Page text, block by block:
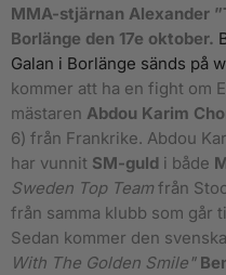
MMA-stjärnan Alexander
Borlänge den 17e oktober.
Galan i Borlänge sänds på
kommer att ha en fight om
mästaren Abdou Karim
6) från Frankrike. Abdou
har vunnit SM-guld i både
Sweden Top Team från
från samma klubb som går
Sedan kommer den
With The Golden Smile"